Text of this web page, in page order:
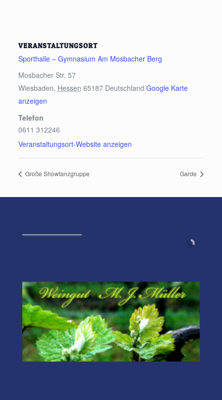
VERANSTALTUNGSORT
Sporthalle – Gymnasium Am Mosbacher Berg
Mosbacher Str. 57
Wiesbaden, Hessen 65187 Deutschland Google Karte
anzeigen
Telefon
0611 312246
Veranstaltungsort-Website anzeigen
Große Showtanzgruppe Garde